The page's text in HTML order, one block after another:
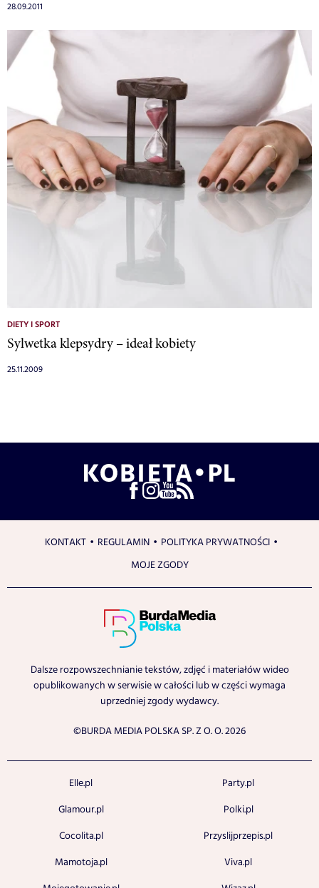
28.09.2011
DIETY I SPORT
Sylwetka klepsydry – ideał kobiety
25.11.2009
KONTAKT REGULAMIN
POLITYKA PRYWATNOŚCI
MOJE ZGODY
Dalsze rozpowszechnianie tekstów, zdjęć i materiałów wideo
opublikowanych w serwisie w całości lub w części wymaga
uprzedniej zgody wydawcy.
©BURDA MEDIA POLSKA SP. Z O. O. 2026
Elle.pl
Glamour.pl
Cocolita.pl
Mamotoja.pl
Party.pl
Polki.pl
Przyslijprzepis.pl
Viva.pl